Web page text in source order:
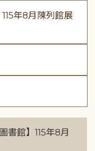
115年8月陳列館展
書館】115年8月